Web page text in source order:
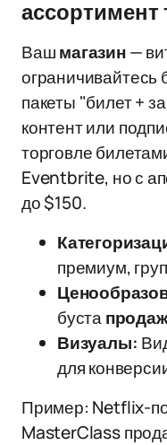
ассортимент
Вашмагазин—
ограничивайтесь
пакеты "билет +
контент или
торговле
Eventbrite, но с
до $150.
премиум,
бустапродаж
Визуалы:
для
Пример: Netflix-
MasterClass